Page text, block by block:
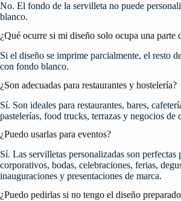
No. El fondo de la servilleta no puede
blanco.
¿Qué ocurre si mi diseño solo ocupa una parte
Si el diseño se imprime parcialmente, el resto
con fondo blanco.
¿Son adecuadas para restaurantes y hostelería?
Sí. Son ideales para restaurantes, bares,
pastelerías, food trucks, terrazas y negocios de
¿Puedo usarlas para eventos?
Sí. Las servilletas personalizadas son perfectas
corporativos, bodas, celebraciones, ferias,
inauguraciones y presentaciones de marca.
¿Puedo pedirlas si no tengo el diseño